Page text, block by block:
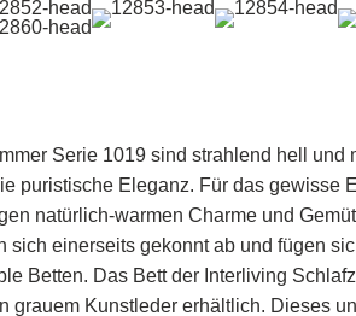
Serie 1019 sind strahlend hell und
puristische Eleganz. Für das gewisse
natürlich-warmen Charme und
einerseits gekonnt ab und fügen
Betten. Das Bett der Interliving
grauem Kunstleder erhältlich. Dieses